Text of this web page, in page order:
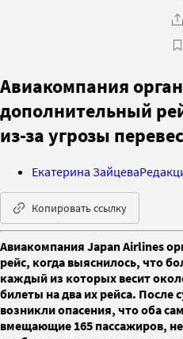
Авиакомпания
дополнительный
из-за угрозы
Екатерина Зайцева
Копировать ссылку
Авиакомпания Japan Airlines
рейс, когда выяснилось, что
каждый из которых весит
билеты на два их рейса. После
возникли опасения, что оба
вмещающие 165 пассажиров, не